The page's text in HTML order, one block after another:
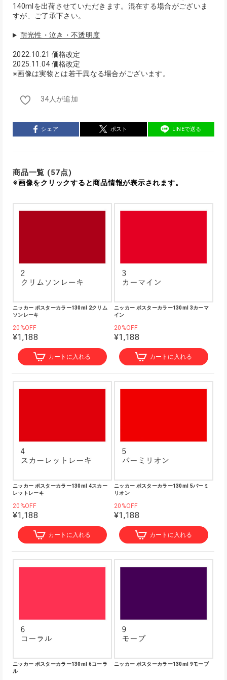
140mlを出荷させていただきます。混在する場合がございま
すが、ご了承下さい。
耐光性・泣き・不透明度
2022.10.21 価格改定
2025.11.04 価格改定
※画像は実物とは若干異なる場合がございます。
34人が追加
シェア ポスト LINEで送る
商品一覧 (57点)
※画像をクリックすると商品情報が表示されます。
ニッカー ポスターカラー130ml 2クリム
ソンレーキ
20%OFF
¥1,188
カートに入れる
ニッカー ポスターカラー130ml 3カーマ
イン
20%OFF
¥1,188
カートに入れる
ニッカー ポスターカラー130ml 4スカー
レットレーキ
20%OFF
¥1,188
カートに入れる
ニッカー ポスターカラー130ml 5バーミ
リオン
20%OFF
¥1,188
カートに入れる
ニッカー ポスターカラー130ml 6コーラ
ル
ニッカー ポスターカラー130ml 9モーブ